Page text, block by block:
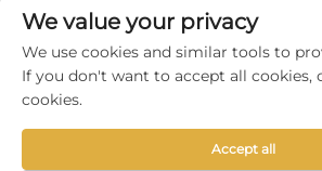
+86-18617745678
[email
ລິຂະສິດ © 2025 ິງໂຊ Cangzhou Deeplink
We value your privacy
We use cookies and similar tools to
If you don't want to accept all cookies,
cookies.
Accept all